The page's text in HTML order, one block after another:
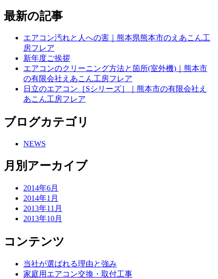
最新の記事
エアコン汚れと人への害｜熊本県熊本市のえあこん工
房フレア
新年度ご挨拶
エアコンのクリーニング方法と箇所(室外機)｜熊本市
の有限会社えあこん工房フレア
日立のエアコン［Sシリーズ］｜熊本市の有限会社え
あこん工房フレア
ブログカテゴリ
NEWS
月別アーカイブ
2014年6月
2014年1月
2013年11月
2013年10月
コンテンツ
当社が選ばれる理由と強み
家庭用エアコン交換・取付工事